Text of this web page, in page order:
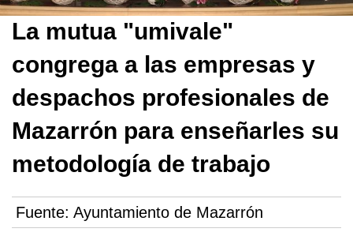
La mutua "umivale"
congrega a las empresas y
despachos profesionales de
Mazarrón para enseñarles su
metodología de trabajo
Fuente: Ayuntamiento de Mazarrón